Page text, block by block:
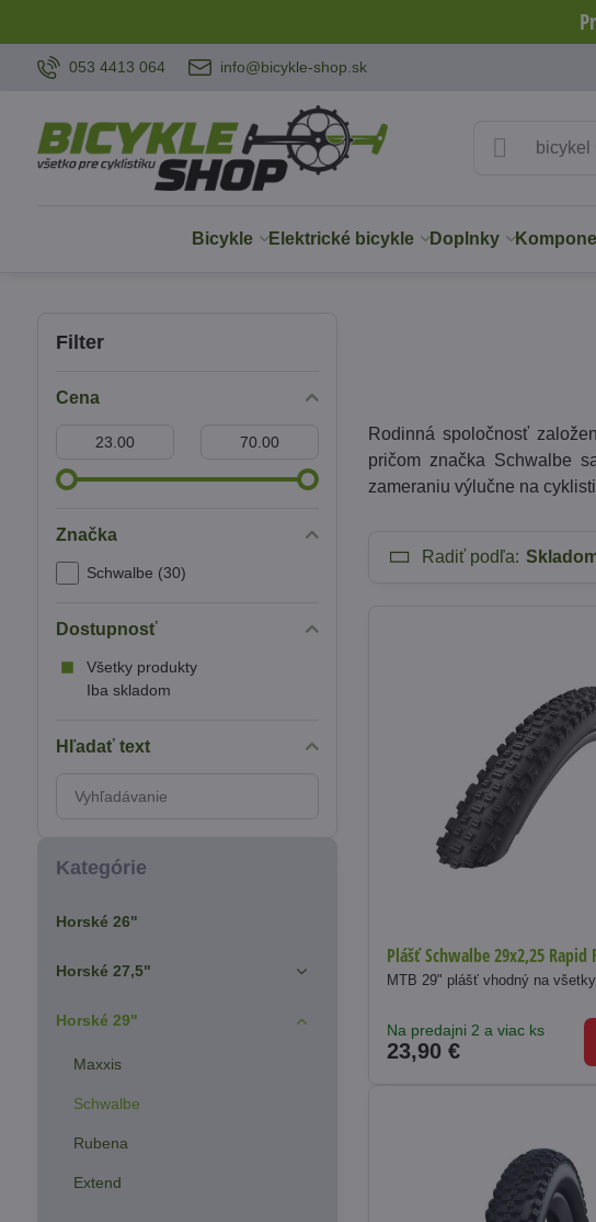
053 4413 064 info@bicykle-shop.sk
Bicykle Elektrické bicykle Doplnky
Rodinná spoločnosť
pričom značka Schwalbe
zameraniu výlučne na
Radiť podľa:
Plášť Schwalbe 29x2,25 Rapid
MTB 29" plášť vhodný na
Na predajni 2 a viac ks
23,90 €
Filter
Cena
Značka
Schwalbe (30)
Dostupnosť
Všetky produkty
Iba skladom
Hľadať text
výsledky
fulltextom
Kategórie
Horské 26"
Horské 27,5"
Horské 29"
Maxxis
Schwalbe
Rubena
Extend